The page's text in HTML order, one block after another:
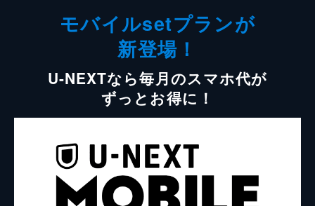
モバイルsetプランが
新登場！
U-NEXTなら毎月のスマホ代が
ずっとお得に！